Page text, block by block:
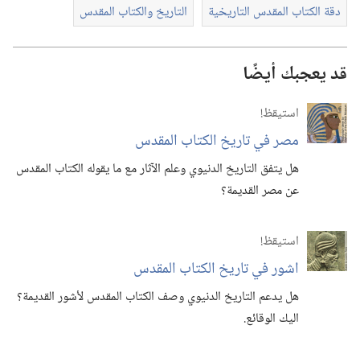
دقة الكتاب المقدس التاريخية التاريخ والكتاب المقدس
قد يعجبك أيضًا
استيقظ‏!‏
مصر في تاريخ الكتاب المقدس
هل يتفق التاريخ الدنيوي وعلم الآثار مع ما يقوله الكتاب المقدس
عن مصر القديمة؟‏
استيقظ‏!‏
اشور في تاريخ الكتاب المقدس
هل يدعم التاريخ الدنيوي وصف الكتاب المقدس لأشور القديمة؟‏
اليك الوقائع.‏